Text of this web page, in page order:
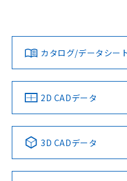
ダウンロードデータをご利
みください。
ソフトウェアの使用条件
対応済み
中国 RoHS 注意事項・凡
Pb Hg
カタログ/データシー
2D CADデータ
3D CADデータ